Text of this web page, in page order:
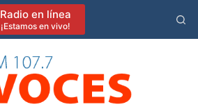
Radio en línea
¡Estamos en vivo!